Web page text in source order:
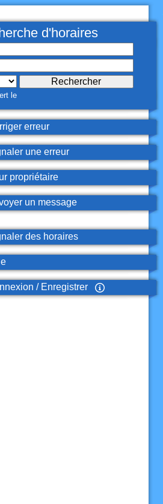
d'horaires
le
erreur
une erreur
propriétaire
un message
des horaires
/ Enregistrer